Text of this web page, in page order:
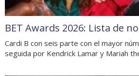
BET Awards 2026: Lista de
Cardi B con seis parte con el mayor
seguida por Kendrick Lamar y Mariah